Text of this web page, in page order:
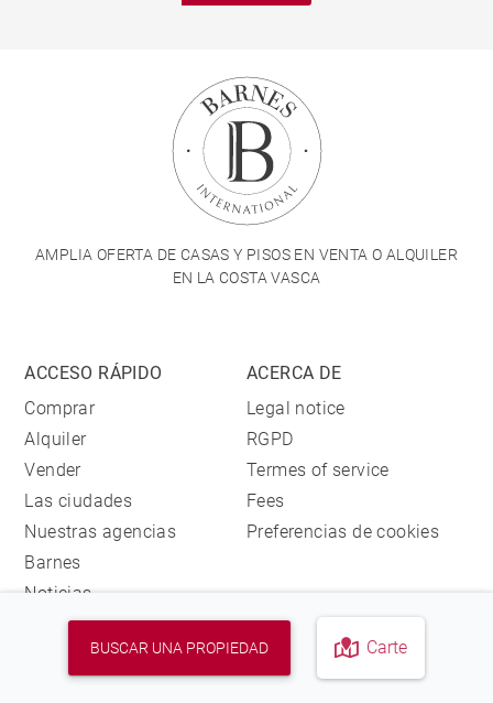
BUSCAR UNA PROPIEDAD Carte
AMPLIA OFERTA DE CASAS Y PISOS EN VENTA O ALQUILER
EN LA COSTA VASCA
ACCESO RÁPIDO
Comprar
Alquiler
Vender
Las ciudades
Nuestras agencias
Barnes
Noticias
ACERCA DE
Legal notice
RGPD
Termes of service
Fees
Preferencias de cookies
CONTÁCTENOS
Nuestras agencias